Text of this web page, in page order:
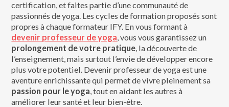
certification, et faites partie d’une communauté de
passionnés de yoga. Les cycles de formation proposés sont
propres à chaque formateur IFY. En vous formant à
devenir professeur de yoga , vous vous garantissez un
prolongement de votre pratique , la découverte de
l’enseignement, mais surtout l’envie de développer encore
plus votre potentiel. Devenir professeur de yoga est une
aventure enrichissante qui permet de vivre pleinement sa
passion pour le yoga , tout en aidant les autres à
améliorer leur santé et leur bien-être.